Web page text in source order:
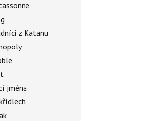
z Katanu
jména